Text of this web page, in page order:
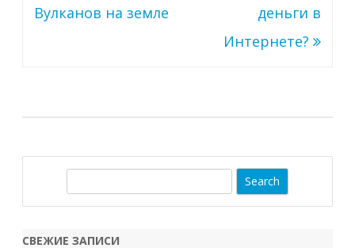
по
Вулканов на земле
деньги в
Интернете?
r
СВЕЖИЕ ЗАПИСИ